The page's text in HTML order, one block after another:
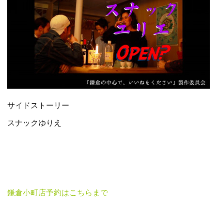
サイドストーリー
スナックゆりえ
鎌倉小町店予約はこちらまで